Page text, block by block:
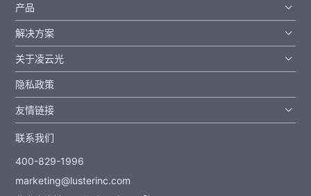
产品
解决方案
关于凌云光
隐私政策
友情链接
联系我们
400-829-1996
marketing@lusterinc.com